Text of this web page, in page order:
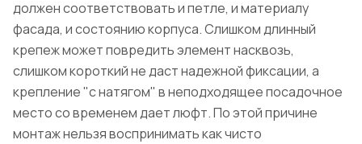
должен соответствовать и петле, и материалу
фасада, и состоянию корпуса. Слишком длинный
крепеж может повредить элемент насквозь,
слишком короткий не даст надежной фиксации, а
крепление "с натягом" в неподходящее посадочное
место со временем дает люфт. По этой причине
монтаж нельзя воспринимать как чисто